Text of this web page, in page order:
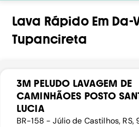
Lava RápidoEm Da-
Tupancireta
3M PELUDO LAVAGEM DE
CAMINHÃOES POSTO
LUCIA
BR-158 - Júlio de Castilhos, RS,